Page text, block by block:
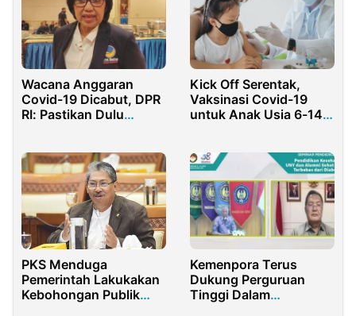
Wacana Anggaran
Covid-19 Dicabut, DPR
RI: Pastikan Dulu
Kick Off Serentak,
Vaksinasi Covid-19
untuk Anak Usia 6-14
PKS Menduga
Pemerintah Lakukakan
Kebohongan Publik
Kemenpora Terus
Dukung Perguruan
Tinggi Dalam